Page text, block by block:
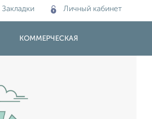
Закладки Личный кабинет
КОММЕРЧЕСКАЯ